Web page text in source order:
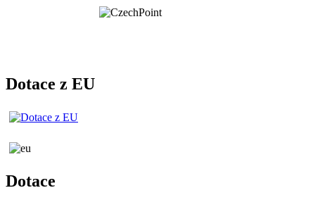
Dotace z EU
Dotace